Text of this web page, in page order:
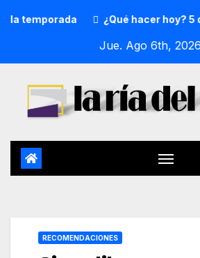
¿Qué hacer hoy? 5 de agosto
Jue. Ago 6th, 2026
RECOMENDACIONES